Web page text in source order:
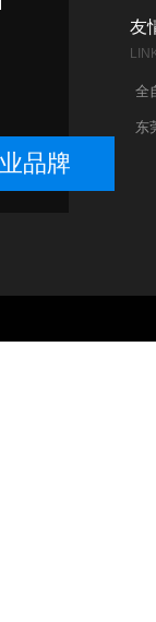
品牌
友
全
东